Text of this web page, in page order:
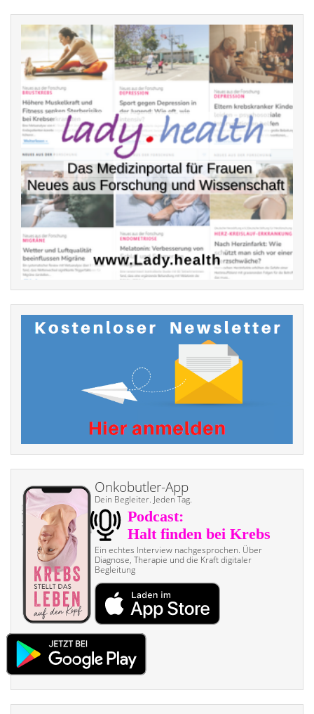
Onkobutler-App
Dein Begleiter. Jeden Tag.
Ein echtes Interview nach­gesprochen. Über
Diagnose, Therapie und die Kraft digitaler
Begleitung